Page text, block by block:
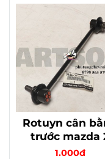
Rotuyn cân
trước mazda
chính hãng mã
1.000đ